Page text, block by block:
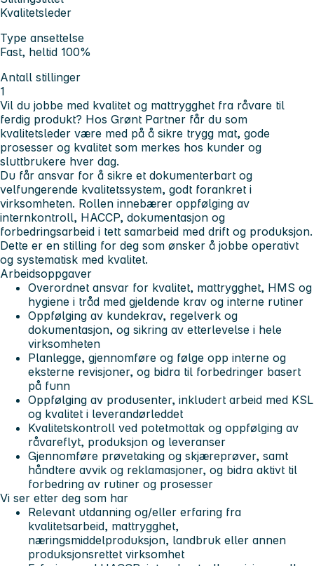
Kvalitetsleder
Type ansettelse
Fast, heltid 100%
Antall stillinger
1
Vil du jobbe med kvalitet og mattrygghet fra råvare til
ferdig produkt? Hos Grønt Partner får du som
kvalitetsleder være med på å sikre trygg mat, gode
prosesser og kvalitet som merkes hos kunder og
sluttbrukere hver dag.
Du får ansvar for å sikre et dokumenterbart og
velfungerende kvalitetssystem, godt forankret i
virksomheten. Rollen innebærer oppfølging av
internkontroll, HACCP, dokumentasjon og
forbedringsarbeid i tett samarbeid med drift og produksjon.
Dette er en stilling for deg som ønsker å jobbe operativt
og systematisk med kvalitet.
Arbeidsoppgaver
Overordnet ansvar for kvalitet, mattrygghet, HMS og
hygiene i tråd med gjeldende krav og interne rutiner
Oppfølging av kundekrav, regelverk og
dokumentasjon, og sikring av etterlevelse i hele
virksomheten
Planlegge, gjennomføre og følge opp interne og
eksterne revisjoner, og bidra til forbedringer basert
på funn
Oppfølging av produsenter, inkludert arbeid med KSL
og kvalitet i leverandørleddet
Kvalitetskontroll ved potetmottak og oppfølging av
råvareflyt, produksjon og leveranser
Gjennomføre prøvetaking og skjæreprøver, samt
håndtere avvik og reklamasjoner, og bidra aktivt til
forbedring av rutiner og prosesser
Vi ser etter deg som har
Relevant utdanning og/eller erfaring fra
kvalitetsarbeid, mattrygghet,
næringsmiddelproduksjon, landbruk eller annen
produksjonsrettet virksomhet